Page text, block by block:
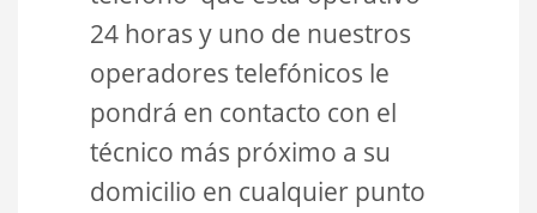
24 horas y uno de nuestros
operadores telefónicos le
pondrá en contacto con el
técnico más próximo a su
domicilio en cualquier punto